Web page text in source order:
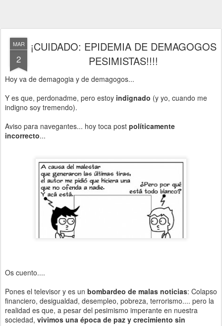
MAR
2
¡CUIDADO: EPIDEMIA DE DEMAGOGOS
PESIMISTAS!!!!
Hoy va de demagogia y de demagogos...
Y es que, perdonadme, pero estoy indignado (y yo, cuando me
indigno soy tremendo).
Aviso para navegantes... hoy toca post políticamente
incorrecto...
Os cuento....
Pones el televisor y es un bombardeo de malas noticias: Colapso
financiero, desigualdad, desempleo, pobreza, terrorismo.... pero la
realidad es que, a pesar del pesimismo imperante en nuestra
sociedad, vivimos una época de paz y crecimiento sin